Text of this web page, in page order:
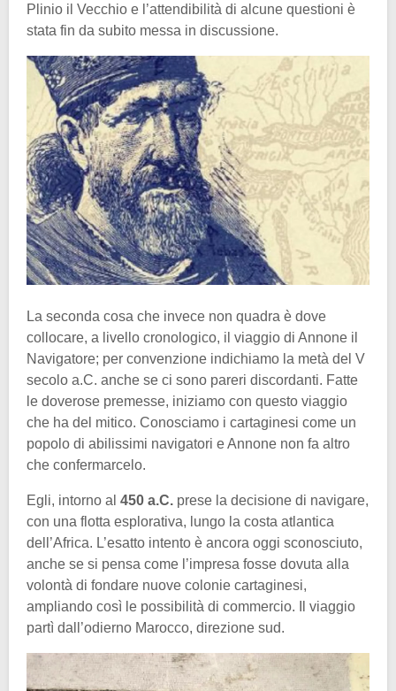
Plinio il Vecchio e l’attendibilità di alcune questioni è
stata fin da subito messa in discussione.
La seconda cosa che invece non quadra è dove
collocare, a livello cronologico, il viaggio di Annone il
Navigatore; per convenzione indichiamo la metà del V
secolo a.C. anche se ci sono pareri discordanti. Fatte
le doverose premesse, iniziamo con questo viaggio
che ha del mitico. Conosciamo i cartaginesi come un
popolo di abilissimi navigatori e Annone non fa altro
che confermarcelo.
Egli, intorno al 450 a.C. prese la decisione di navigare,
con una flotta esplorativa, lungo la costa atlantica
dell’Africa. L’esatto intento è ancora oggi sconosciuto,
anche se si pensa come l’impresa fosse dovuta alla
volontà di fondare nuove colonie cartaginesi,
ampliando così le possibilità di commercio. Il viaggio
partì dall’odierno Marocco, direzione sud.